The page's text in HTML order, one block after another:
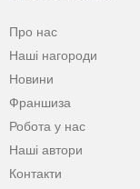
Про нас
Наші нагороди
Новини
Франшиза
Робота у нас
Наші автори
Контакти